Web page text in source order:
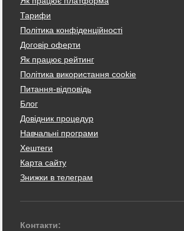
Тарифи
Політика конфіденційності
Договір оферти
Як працює рейтинг
Політика використання cookie
Питання-відповідь
Блог
Довідник процедур
Навчальні програми
Хештеги
Карта сайту
Знижки в телеграм
Контакти: